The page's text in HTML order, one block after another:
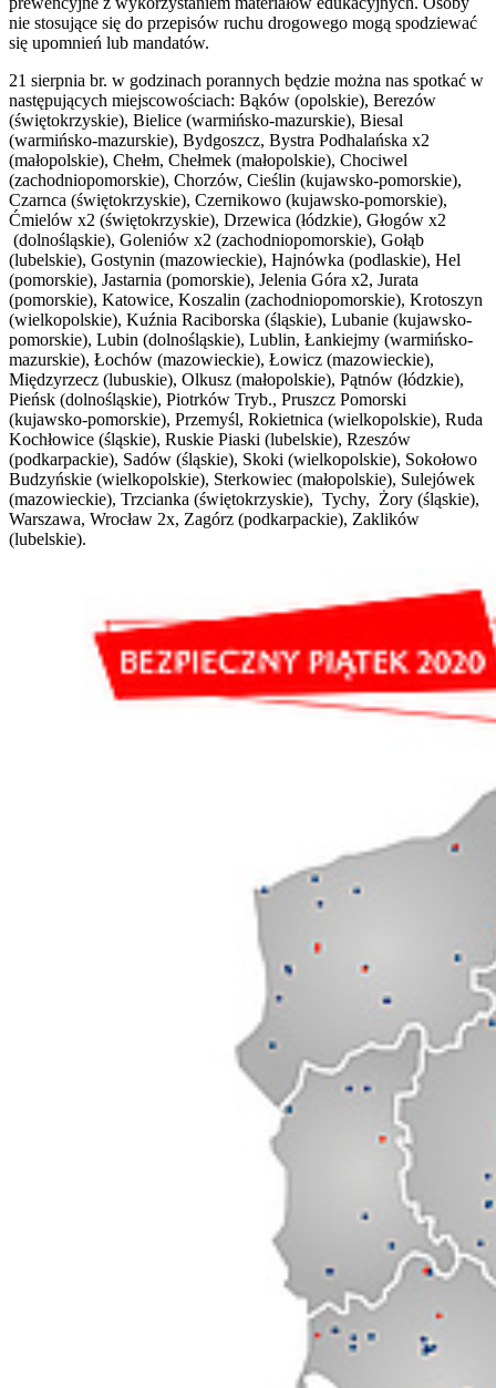
nie stosujące się do przepisów ruchu drogowego mogą spodziewać
się upomnień lub mandatów.
21 sierpnia br. w godzinach porannych będzie można nas spotkać w
następujących miejscowościach: Bąków (opolskie), Berezów
(świętokrzyskie), Bielice (warmińsko-mazurskie), Biesal
(warmińsko-mazurskie), Bydgoszcz, Bystra Podhalańska x2
(małopolskie), Chełm, Chełmek (małopolskie), Chociwel
(zachodniopomorskie), Chorzów, Cieślin (kujawsko-pomorskie),
Czarnca (świętokrzyskie), Czernikowo (kujawsko-pomorskie),
Ćmielów x2 (świętokrzyskie), Drzewica (łódzkie), Głogów x2
(dolnośląskie), Goleniów x2 (zachodniopomorskie), Gołąb
(lubelskie), Gostynin (mazowieckie), Hajnówka (podlaskie), Hel
(pomorskie), Jastarnia (pomorskie), Jelenia Góra x2, Jurata
(pomorskie), Katowice, Koszalin (zachodniopomorskie), Krotoszyn
(wielkopolskie), Kuźnia Raciborska (śląskie), Lubanie (kujawsko-
pomorskie), Lubin (dolnośląskie), Lublin, Łankiejmy (warmińsko-
mazurskie), Łochów (mazowieckie), Łowicz (mazowieckie),
Międzyrzecz (lubuskie), Olkusz (małopolskie), Pątnów (łódzkie),
Pieńsk (dolnośląskie), Piotrków Tryb., Pruszcz Pomorski
(kujawsko-pomorskie), Przemyśl, Rokietnica (wielkopolskie), Ruda
Kochłowice (śląskie), Ruskie Piaski (lubelskie), Rzeszów
(podkarpackie), Sadów (śląskie), Skoki (wielkopolskie), Sokołowo
Budzyńskie (wielkopolskie), Sterkowiec (małopolskie), Sulejówek
(mazowieckie), Trzcianka (świętokrzyskie), Tychy, Żory (śląskie),
Warszawa, Wrocław 2x, Zagórz (podkarpackie), Zaklików
(lubelskie).